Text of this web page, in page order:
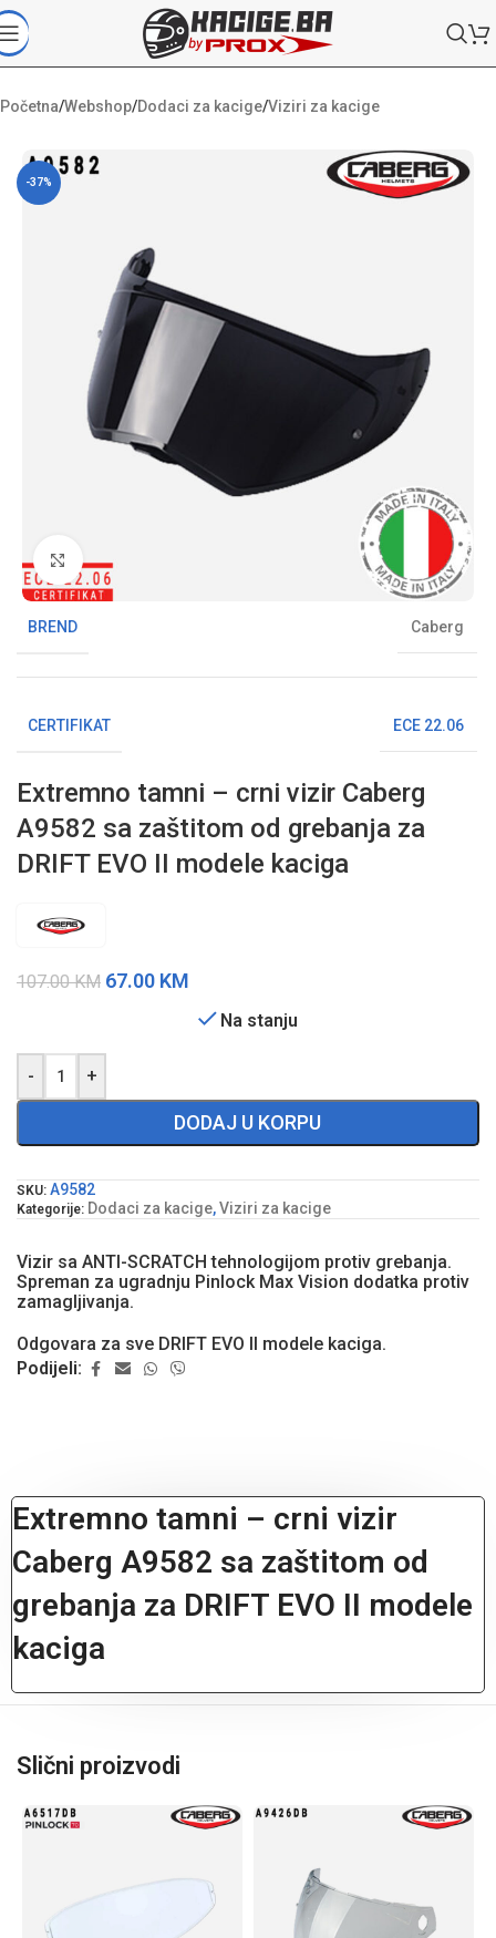
Početna/Webshop/Dodaci za kacige/Viziri za kacige
-37%
Klikni da uvećaš sliku
BREND Caberg
CERTIFIKAT ECE 22.06
Extremno tamni – crni vizir Caberg
A9582 sa zaštitom od grebanja za
DRIFT EVO II modele kaciga
107.00KM 67.00 KM
Na stanju
- +
DODAJ U KORPU
SKU: A9582
Kategorije: Dodaci za kacige,Viziri za kacige
Vizir sa ANTI-SCRATCH tehnologijom protiv grebanja.
Spreman za ugradnju Pinlock Max Vision dodatka protiv
zamagljivanja.
Odgovara za sve DRIFT EVO II modele kaciga.
Podijeli:
Extremno tamni – crni vizir
Caberg A9582 sa zaštitom od
grebanja za DRIFT EVO II modele
kaciga
Slični proizvodi